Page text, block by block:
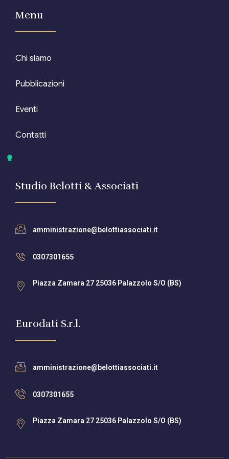
Menu
Chi siamo
Pubblicazioni
Eventi
Contatti
Studio Belotti & Associati
amministrazione@belottiassociati.it
0307301655
Piazza Zamara 27 25036 Palazzolo S/O (BS)
Eurodati S.r.l.
amministrazione@belottiassociati.it
0307301655
Piazza Zamara 27 25036 Palazzolo S/O (BS)